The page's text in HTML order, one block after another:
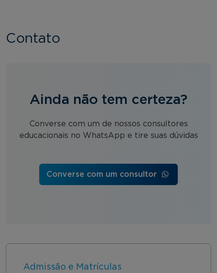
Contato
Ainda não tem certeza?
Converse com um de nossos consultores
educacionais no WhatsApp e tire suas dúvidas
Converse com um consultor
Admissão e Matrículas